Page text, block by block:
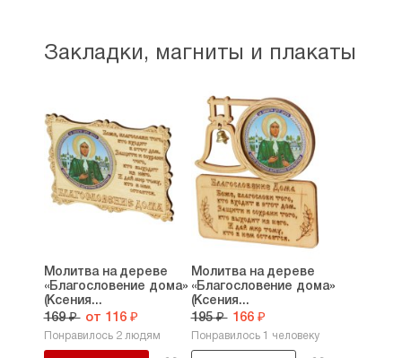
Закладки, магниты и плакаты
Молитва на дереве
«Благословение дома»
(Ксения...
169 ₽ от 116 ₽
Понравилось 2 людям
Молитва на дереве
«Благословение дома»
(Ксения...
195 ₽ 166 ₽
Понравилось 1 человеку